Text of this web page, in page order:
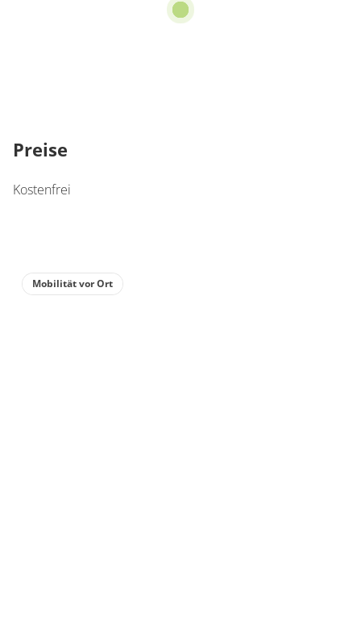
Preise
Kostenfrei
Mobilität vor Ort